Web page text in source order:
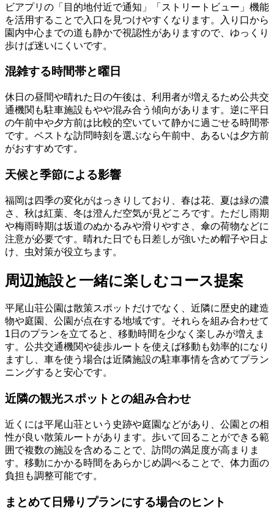
ビアプリの「目的地付近で通知」「ストリートビュー」機能
を活用することで入口を見つけやすくなります。入り口から
園内中心までの道も静かで視認性がありますので、ゆっくり
歩けば迷いにくいです。
混雑する時間帯と曜日
休日の昼間や晴れた日の午後は、利用者が増えるため公共交
通機関も駐車施設もやや混み合う傾向があります。逆に平日
の午前中や夕方前は比較的空いていて静かに過ごせる時間帯
です。ベストな訪問時刻を選ぶなら午前中、あるいは夕方前
がおすすめです。
天候と季節による影響
福岡は四季の変化がはっきりしており、春は花、夏は緑の濃
さ、秋は紅葉、冬は澄んだ空気が見どころです。ただし雨期
や梅雨時期は坂道のぬかるみや滑りやすさ、傘の荷物などに
注意が必要です。晴れた日でも日差しが強いため帽子や日よ
け、虫対策が役立ちます。
周辺施設と一緒に楽しむコース提案
平尾山荘公園は散策スポットだけでなく、近隣に歴史的建造
物や庭園、公園が点在する地域です。それらを組み合わせて
1日のプランを立てると、移動時間を少なく楽しみが増えま
す。公共交通機関や徒歩ルートを使えば移動も効率的になり
ますし、車を使う場合は近隣施設の駐車事情を含めてプラン
ニングすると安心です。
近隣の観光スポットとの組み合わせ
近くには平尾山荘という史跡や庭園などがあり、公園との相
性が良い散策ルートがあります。歩いて回ることができる範
囲で複数の施設を含めることで、訪問の満足度が高まりま
す。移動にかかる時間をあらかじめ調べることで、体力面の
負担も調整可能です。
まとめて日帰りプランにする場合のヒント